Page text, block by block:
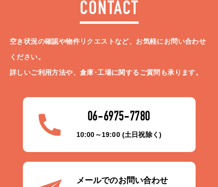
CONTACT
空き状況の確認や物件リクエストなど、お気軽にお問い合わせ
ください。
詳しいご利用方法や、倉庫･工場に関するご質問も承ります。
06-6975-7780
10:00～19:00 (土日祝除く)
メールでのお問い合わせ